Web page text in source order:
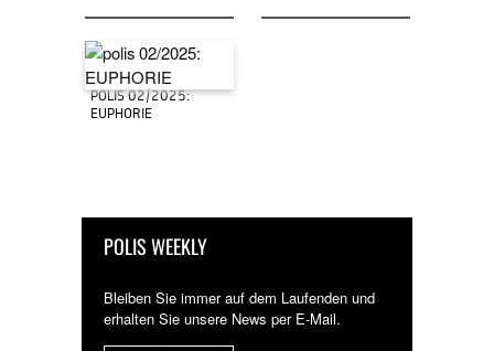
POLIS 02/2025:
EUPHORIE
POLIS WEEKLY
Bleiben Sie immer auf dem Laufenden und
erhalten Sie unsere News per E-Mail.